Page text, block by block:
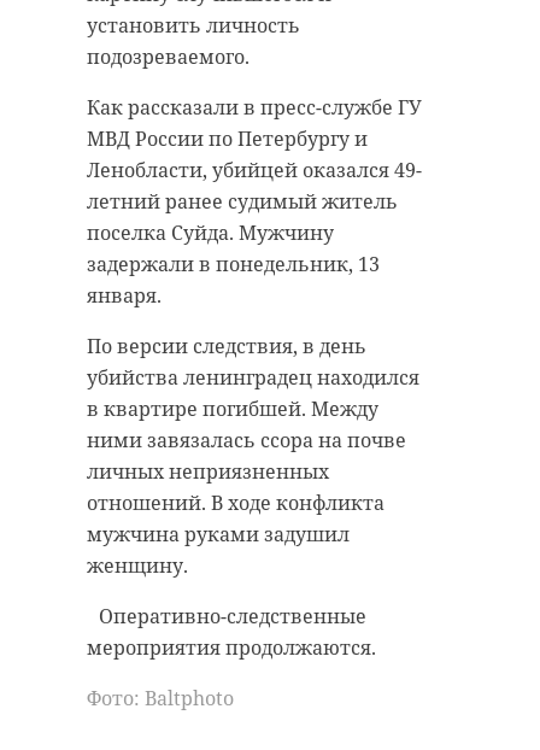
установить личность
подозреваемого.
Как рассказали в пресс-службе ГУ
МВД России по Петербургу и
Ленобласти, убийцей оказался 49-
летний ранее судимый житель
поселка Суйда. Мужчину
задержали в понедельник, 13
января.
По версии следствия, в день
убийства ленинградец находился
в квартире погибшей. Между
ними завязалась ссора на почве
личных неприязненных
отношений. В ходе конфликта
мужчина руками задушил
женщину.
Оперативно-следственные
мероприятия продолжаются.
Фото: Вaltphoto